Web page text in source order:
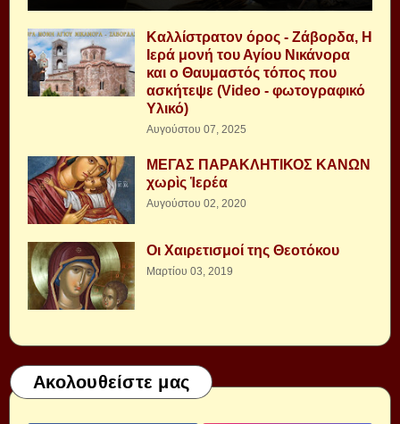
Καλλίστρατον όρος - Ζάβορδα, Η
Ιερά μονή του Αγίου Νικάνορα
και ο Θαυμαστός τόπος που
ασκήτεψε (Video - φωτογραφικό
Υλικό)
Αυγούστου 07, 2025
ΜΕΓΑΣ ΠΑΡΑΚΛΗΤΙΚΟΣ ΚΑΝΩΝ
χωρὶς Ἱερέα
Αυγούστου 02, 2020
Οι Χαιρετισμοί της Θεοτόκου
Μαρτίου 03, 2019
Ακολουθείστε μας